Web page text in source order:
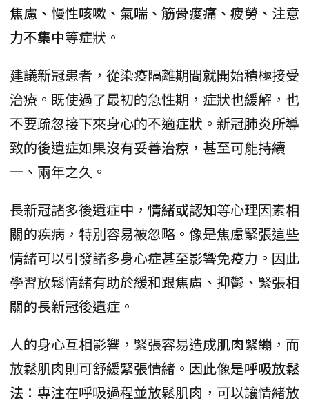
焦慮、慢性咳嗽、氣喘、筋骨痠痛、疲勞、注意
力不集中等症狀。
建議新冠患者，從染疫隔離期間就開始積極接受
治療。既使過了最初的急性期，症狀也緩解，也
不要疏忽接下來身心的不適症狀。新冠肺炎所導
致的後遺症如果沒有妥善治療，甚至可能持續
一、兩年之久。
長新冠諸多後遺症中， 情緒或認知等心理因素相
關的疾病，特別容易被忽略。像是焦慮緊張這些
情緒可以引發諸多身心症甚至影響免疫力。因此
學習放鬆情緒有助於緩和跟焦慮、抑鬱、緊張相
關的長新冠後遺症。
人的身心互相影響，緊張容易造成肌肉緊繃 ，而
放鬆肌肉則可舒緩緊張情緒。因此像是呼吸放鬆
法 ：專注在呼吸過程並放鬆肌肉，可以讓情緒放